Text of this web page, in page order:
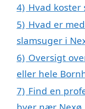
4) Hvad koster
5) Hvad er
slamsuger i
6) Oversigt
eller hele
7) Find en